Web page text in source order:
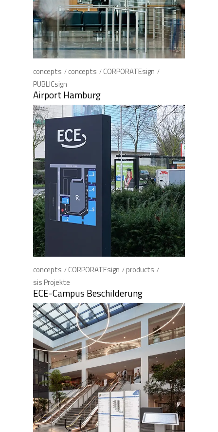
concepts concepts
CORPORATEsign
PUBLICsign
Airport Hamburg
concepts CORPORATEsign
products
sis Projekte
ECE-Campus Beschilderung